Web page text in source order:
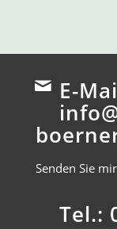
E-
Senden Sie
Tel.: